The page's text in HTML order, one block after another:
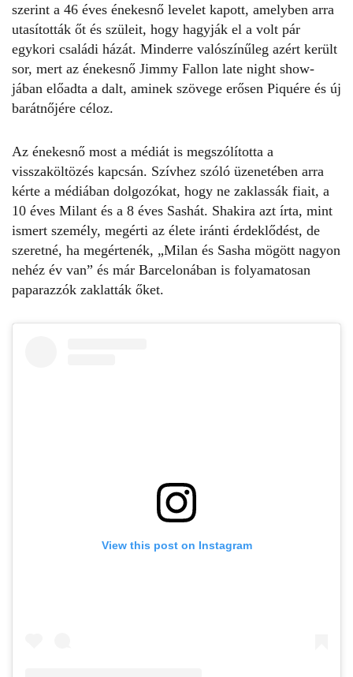
szerint a 46 éves énekesnő levelet kapott, amelyben arra
utasították őt és szüleit, hogy hagyják el a volt pár
egykori családi házát. Minderre valószínűleg azért került
sor, mert az énekesnő Jimmy Fallon late night show-
jában előadta a dalt, aminek szövege erősen Piquére és új
barátnőjére céloz.
Az énekesnő most a médiát is megszólította a
visszaköltözés kapcsán. Szívhez szóló üzenetében arra
kérte a médiában dolgozókat, hogy ne zaklassák fiait, a
10 éves Milant és a 8 éves Sashát. Shakira azt írta, mint
ismert személy, megérti az élete iránti érdeklődést, de
szeretné, ha megértenék, „Milan és Sasha mögött nagyon
nehéz év van” és már Barcelonában is folyamatosan
paparazzók zaklatták őket.
View this post on Instagram